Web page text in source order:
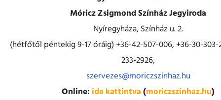
Móricz Zsigmond Színház Jegyiroda
Nyíregyháza, Színház u. 2.
(hétfőtől péntekig 9-17 óráig) +36-42-507-006, +36-30-303-
233-2926,
szervezes@moriczszinhaz.hu
Online: ide kattintva(moriczszinhaz.hu)